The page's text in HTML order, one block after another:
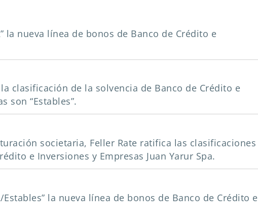
la nueva línea de bonos de Banco de Crédito e
la clasificación de la solvencia de Banco de Crédito e
son “Estables”.
societaria, Feller Rate ratifica las clasificaciones
e Inversiones y Empresas Juan Yarur Spa.
Estables” la nueva línea de bonos de Banco de Crédito e